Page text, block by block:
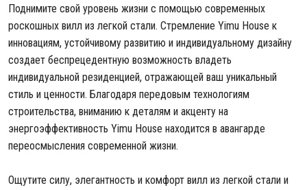
Поднимите свой уровень жизни с помощью современных
роскошных вилл из легкой стали. Стремление Yimu House к
инновациям, устойчивому развитию и индивидуальному дизайну
создает беспрецедентную возможность владеть
индивидуальной резиденцией, отражающей ваш уникальный
стиль и ценности. Благодаря передовым технологиям
строительства, вниманию к деталям и акценту на
энергоэффективность Yimu House находится в авангарде
переосмысления современной жизни.
Ощутите силу, элегантность и комфорт вилл из легкой стали и